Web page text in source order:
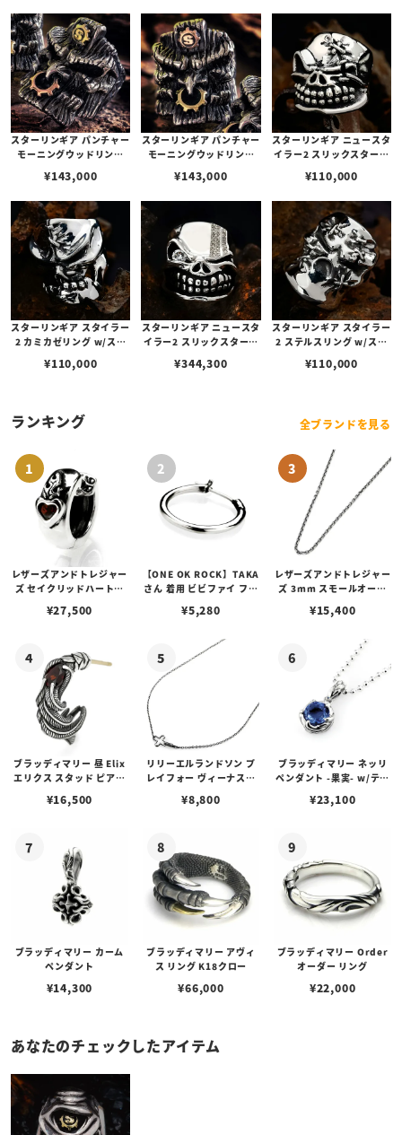
スターリンギア パンチャー
モーニングウッドリング
ーギア
¥143,000
スターリンギア パンチャー
モーニングウッドリング
スギア
¥143,000
スターリンギア ニュースタ
イラー2 スリックスターリ
¥110,000
スターリンギア スタイラー
2 カミカゼリング w/ステ
¥110,000
スターリンギア ニュースタ
イラー2 スリックスターリ
インダイヤモンドパヴェ
¥344,300
スターリンギア スタイラー
2 ステルスリング w/ステ
¥110,000
ランキング 全ブランドを見る
レザーズアンドトレジャー
ズ セイクリッドハートピ
¥27,500
【ONE OK ROCK】TAKA
さん 着用 ビビファイ フー
¥5,280
レザーズアンドトレジャー
ズ 3mm スモールオーバ
ブスタークラスプ＆LTロ
¥15,400
ブラッディマリー 昼 Elix
エリクス スタッド ピアス
¥16,500
リリーエルランドソン プ
レイフォー ヴィーナスチ
¥8,800
ブラッディマリー ネッリ
ペンダント -果実- w/ティ
¥23,100
ブラッディマリー カーム
ペンダント
¥14,300
ブラッディマリー アヴィ
ス リング K18クロー
¥66,000
ブラッディマリー Order
オーダー リング
¥22,000
あなたのチェックしたアイテム